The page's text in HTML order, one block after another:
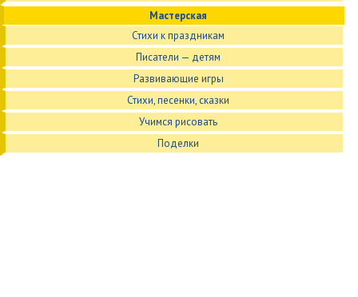
Мастерская
Стихи к праздникам
Писатели — детям
Развивающие игры
Стихи, песенки, сказки
Учимся рисовать
Поделки